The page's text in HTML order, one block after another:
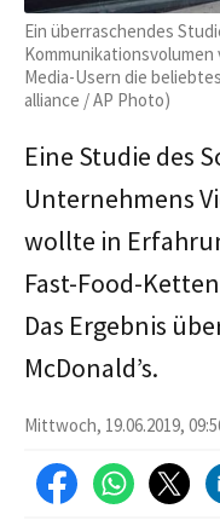
Ein überraschendes
Media-Usern die
alliance / AP Photo)
Eine Studie des
Unternehmens
wollte in
Fast-Food-
Das Ergebnis
McDonald’s.
Mittwoch, 19.06.2019,